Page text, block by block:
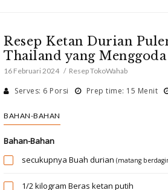
Resep Ketan Durian
Thailand yang Menggoda
16 Februari 2024 Resep TokoWahab
Serves: 6 Porsi Prep time: 15 Menit
BAHAN-BAHAN
Bahan-Bahan
secukupnya Buah durian (matang
1/2 kilogram Beras ketan putih